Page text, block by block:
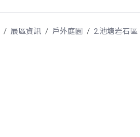
展區資訊 戶外庭園 2.池塘岩石區